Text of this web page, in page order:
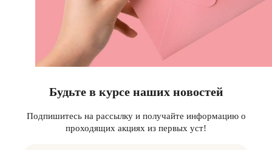
Будьте в курсе наших новостей
Подпишитесь на рассылку и получайте информацию о
проходящих акциях из первых уст!